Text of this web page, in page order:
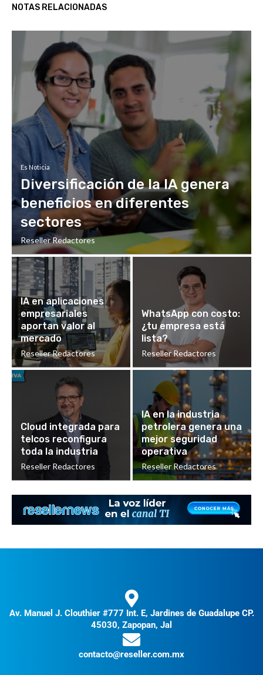
NOTAS RELACIONADAS
Es Noticia
Diversificación de la IA genera
beneficios en diferentes
sectores
Reseller Redactores
IA en aplicaciones
empresariales
aportan valor al
mercado
Reseller Redactores
WhatsApp con costo:
¿tu empresa está
lista?
Reseller Redactores
Cloud integrada para
telcos reconfigura
toda la industria
Reseller Redactores
IA en la industria
petrolera genera una
mejor seguridad
operativa
Reseller Redactores
Av. Manuel J. Clouthier #777 Int. E, Jardines de Guadalupe CP.
45030, Zapopan, Jal
contacto@reseller.com.mx